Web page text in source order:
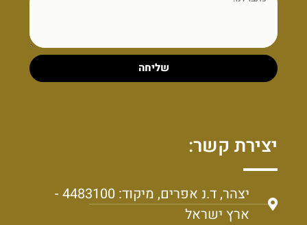
שליחה
יצירת קשר:
יצהר, ד.נ אפרים, מיקוד: 4483100 -
ארץ ישראל